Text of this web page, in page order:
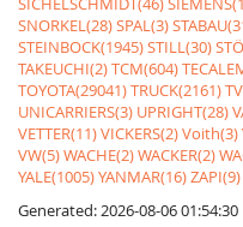
SNORKEL(28)SPAL(3)
STEINBOCK(1945)STILL(30)
TAKEUCHI(2)TCM(604)
TOYOTA(29041)TRUCK(2161)
UNICARRIERS(3) UPRIGHT(28)
VETTER(11)VICKERS(2)Voith(3)
VW(5)WACHE(2)WACKER(2)
YALE(1005)YANMAR(16)ZAPI(9)
Generated: 2026-08-06 01:54:30